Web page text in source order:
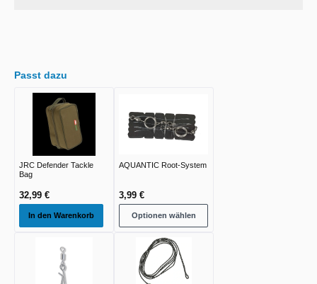
Passt dazu
JRC Defender Tackle
Bag
32,99 €
In den Warenkorb
AQUANTIC Root-System
3,99 €
Optionen wählen